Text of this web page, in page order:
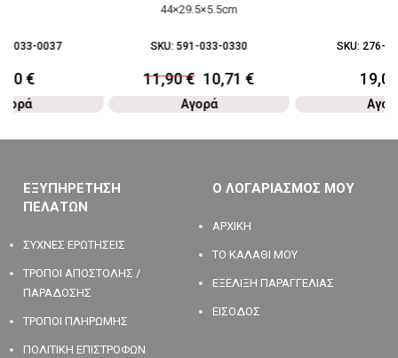
033-0037
€
44×29.5×5.5cm
SKU:591-033-0330
11,90€ 10,71€
Αγορά
SKU: 276-
ΕΞΥΠΗΡΕΤΗΣΗ
ΠΕΛΑΤΩΝ
ΣΥΧΝΕΣ ΕΡΩΤΗΣΕΙΣ
ΤΡΟΠΟΙ ΑΠΟΣΤΟΛΗΣ /
ΠΑΡΑΔΟΣΗΣ
ΤΡΟΠΟΙ ΠΛΗΡΩΜΗΣ
ΠΟΛΙΤΙΚΗ ΕΠΙΣΤΡΟΦΩΝ
Ο ΛΟΓΑΡΙΑΣΜΟΣ ΜΟΥ
ΑΡΧΙΚΗ
ΤΟ ΚΑΛΑΘΙ ΜΟΥ
ΕΞΕΛΙΞΗ ΠΑΡΑΓΓΕΛΙΑΣ
ΕΙΣΟΔΟΣ